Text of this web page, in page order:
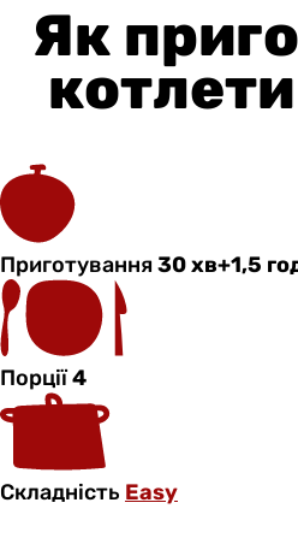
Як
Приготування30 хв+1,5
Порції4
Складність Easy